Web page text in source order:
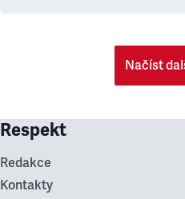
Načíst
Respekt
Redakce
Kontakty